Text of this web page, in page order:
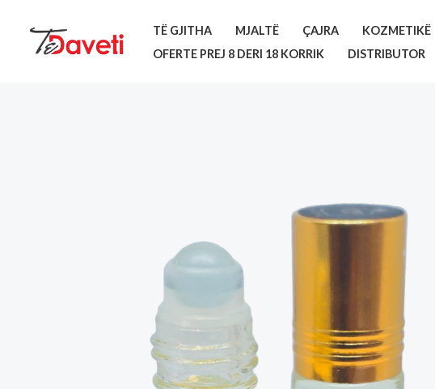
content
TË GJITHA MJALTË ÇAJRA KOZMETIKË
OFERTE PREJ 8 DERI 18 KORRIK
DISTRIBUTOR